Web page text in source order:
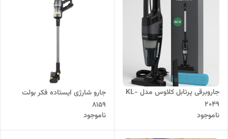
جاروبرقی پرتابل کلاوس مدل KL-
2049
ناموجود
جارو شارژی ایستاده فکر بولت
۸۱۵۹
ناموجود